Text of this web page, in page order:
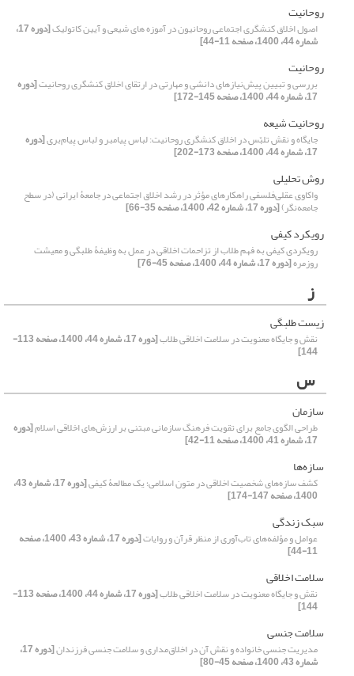
روحانیت
اصول اخلاق کنشگری اجتماعی روحانیون در آموزه های شیعی و آیین کاتولیک [دوره 17،
شماره 44، 1400، صفحه 11-44]
روحانیت
بررسی و تبیین پیش‌نیازهای دانشی و مهارتی در ارتقای اخلاق کنشگری روحانیت[دوره
17، شماره 44، 1400، صفحه 145-172]
روحانیت شیعه
جایگاه و نقش تلبّس در اخلاق کنشگری روحانیت: لباس پیامبر و لباس پیام‌بری[دوره
17، شماره 44، 1400، صفحه 173-202]
روش تحلیلی
واکاوی عقلی‌فلسفی راهکارهای مؤثر در رشد اخلاق اجتماعی در جامعۀ ایرانی (در سطح
جامعه‌نگر)[دوره 17، شماره 42، 1400، صفحه 35-66]
رویکرد کیفی
رویکردی کیفی به فهم طلاب از تزاحمات اخلاقی در عمل به وظیفۀ طلبگی و معیشت
روزمره[دوره 17، شماره 44، 1400، صفحه 45-76]
ز
زیست طلبگی
نقش و جایگاه معنویت در سلامت اخلاقی طلاب [دوره 17، شماره 44، 1400، صفحه 113-
144]
س
سازمان
طراحی الگوی جامع برای تقویت فرهنگ ‌سازمانی مبتنی بر ارزش‌های اخلاقی اسلام[دوره
17، شماره 41، 1400، صفحه 11-42]
سازه‌‌‌‌‌‌‌‌‌‌‌‌‌ها
کشف سازه‌های شخصیت اخلاقی در متون اسلامی؛ یک مطالعۀ کیفی [دوره 17، شماره 43،
1400، صفحه 147-174]
سبک‌ زندگی
عوامل و مؤلفه‌های تاب‌آوری از منظر قرآن و روایات [دوره 17، شماره 43، 1400، صفحه
11-44]
سلامت اخلاقی
نقش و جایگاه معنویت در سلامت اخلاقی طلاب [دوره 17، شماره 44، 1400، صفحه 113-
144]
سلامت جنسی
مدیریت جنسی خانواده و نقش آن در اخلاق‌مداری و سلامت جنسی فرزندان [دوره 17،
شماره 43، 1400، صفحه 45-80]